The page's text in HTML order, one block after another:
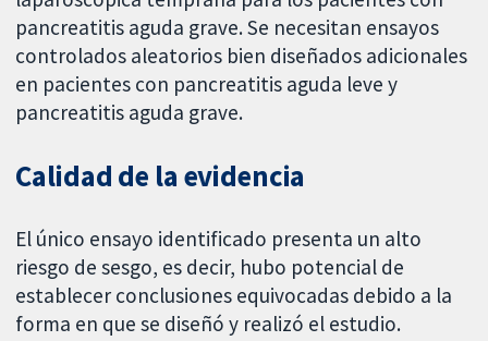
pancreatitis aguda grave. Se necesitan ensayos
controlados aleatorios bien diseñados adicionales
en pacientes con pancreatitis aguda leve y
pancreatitis aguda grave.
Calidad de la evidencia
El único ensayo identificado presenta un alto
riesgo de sesgo, es decir, hubo potencial de
establecer conclusiones equivocadas debido a la
forma en que se diseñó y realizó el estudio.